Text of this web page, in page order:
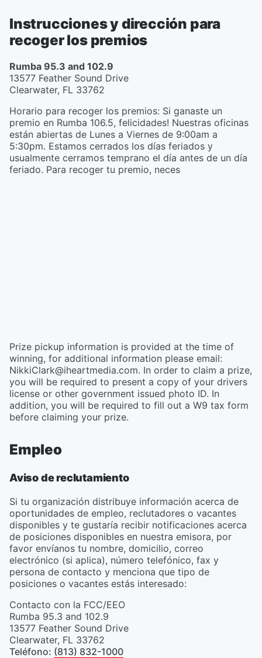
Instrucciones y dirección para
recoger los premios
Rumba 95.3 and 102.9
13577 Feather Sound Drive
Clearwater, FL 33762
Horario para recoger los premios: Si ganaste un
premio en Rumba 106.5, felicidades! Nuestras oficinas
están abiertas de Lunes a Viernes de 9:00am a
5:30pm. Estamos cerrados los días feriados y
usualmente cerramos temprano el día antes de un día
feriado. Para recoger tu premio, neces
Prize pickup information is provided at the time of
winning, for additional information please email:
NikkiClark@iheartmedia.com. In order to claim a prize,
you will be required to present a copy of your drivers
license or other government issued photo ID. In
addition, you will be required to fill out a W9 tax form
before claiming your prize.
Empleo
Aviso de reclutamiento
Si tu organización distribuye información acerca de
oportunidades de empleo, reclutadores o vacantes
disponibles y te gustaría recibir notificaciones acerca
de posiciones disponibles en nuestra emisora, por
favor envíanos tu nombre, domicilio, correo
electrónico (si aplica), número telefónico, fax y
persona de contacto y menciona que tipo de
posiciones o vacantes estás interesado:
Contacto con la FCC/EEO
Rumba 95.3 and 102.9
13577 Feather Sound Drive
Clearwater, FL 33762
Teléfono: (813) 832-1000